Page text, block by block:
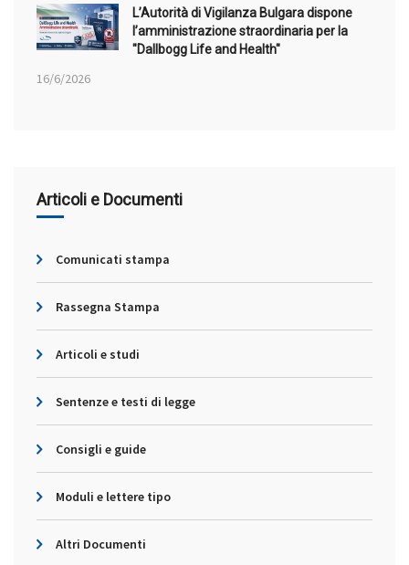
L’Autorità di Vigilanza Bulgara dispone
l’amministrazione straordinaria per la
"Dallbogg Life and Health"
16/6/2026
Articoli e Documenti
Comunicati stampa
Rassegna Stampa
Articoli e studi
Sentenze e testi di legge
Consigli e guide
Moduli e lettere tipo
Altri Documenti